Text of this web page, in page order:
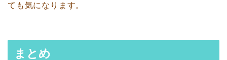
ても気になります。
まとめ